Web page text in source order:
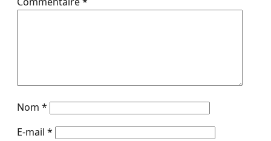
Nom *
E-mail *